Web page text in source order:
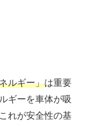
ルギー」は重要
ギーを車体が吸
れが安全性の基